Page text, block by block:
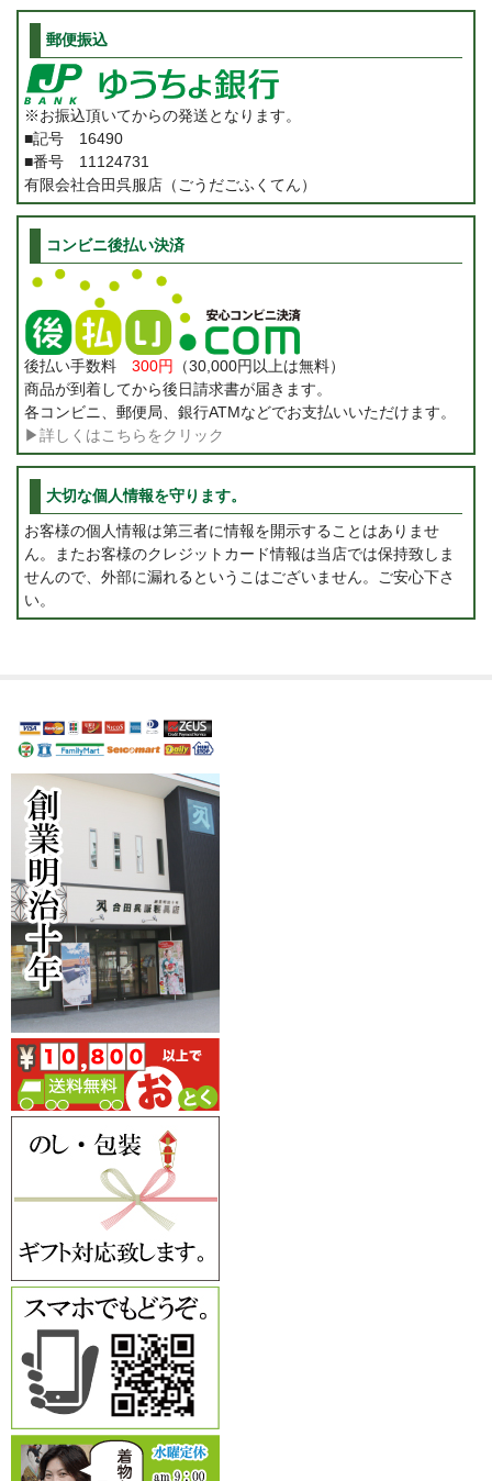
郵便振込
※お振込頂いてからの発送となります。
■記号 16490
■番号 11124731
有限会社合田呉服店（ごうだごふくてん）
コンビニ後払い決済
後払い手数料 300円 （30,000円以上は無料）
商品が到着してから後日請求書が届きます。
各コンビニ、郵便局、銀行ATMなどでお支払いいただけます。
▶詳しくはこちらをクリック
大切な個人情報を守ります。
お客様の個人情報は第三者に情報を開示することはありませ
ん。またお客様のクレジットカード情報は当店では保持致しま
せんので、外部に漏れるというこはございません。ご安心下さ
い。